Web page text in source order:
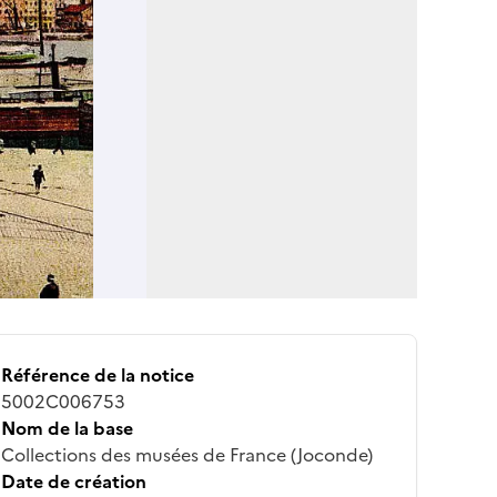
Référence de la notice
5002C006753
Nom de la base
Collections des musées de France (Joconde)
Date de création